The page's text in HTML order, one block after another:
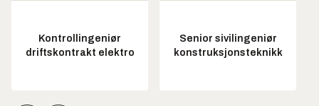
Kontrollingeniør
driftskontrakt elektro
Senior sivilingeniør
konstruksjonsteknikk